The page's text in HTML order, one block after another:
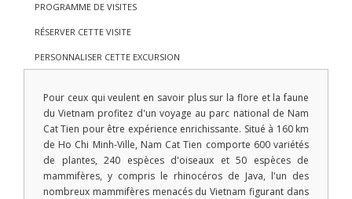
PROGRAMME DE VISITES
RÉSERVER CETTE VISITE
PERSONNALISER CETTE EXCURSION
Pour ceux qui veulent en savoir plus sur la flore et la faune
du Vietnam profitez d'un voyage au parc national de Nam
Cat Tien pour être expérience enrichissante. Situé à 160 km
de Ho Chi Minh-Ville, Nam Cat Tien comporte 600 variétés
de plantes, 240 espèces d'oiseaux et 50 espèces de
mammifères, y compris le rhinocéros de Java, l'un des
nombreux mammifères menacés du Vietnam figurant dans